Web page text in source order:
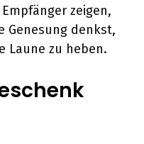
zeigen,
Genesung denkst,
Laune zu heben.